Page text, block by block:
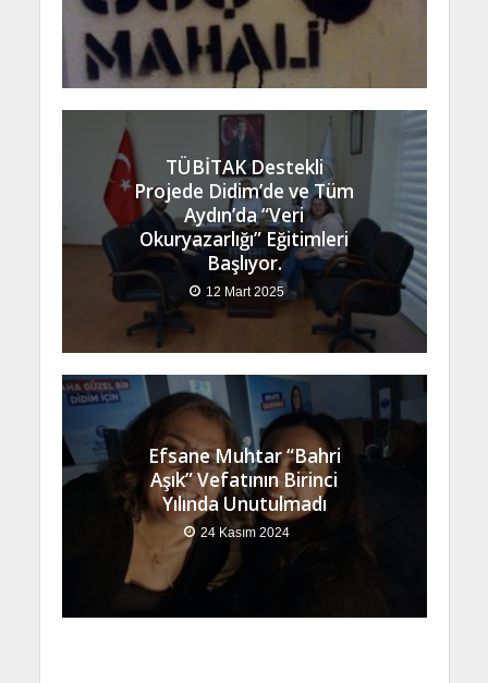
TÜBİTAK Destekli
Projede Didim’de ve Tüm
Aydın’da “Veri
Okuryazarlığı” Eğitimleri
Başlıyor.
12 Mart 2025
Efsane Muhtar “Bahri
Aşık” Vefatının Birinci
Yılında Unutulmadı
24 Kasım 2024